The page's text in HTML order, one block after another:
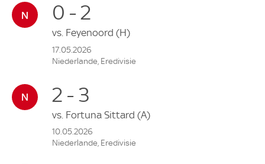
0 - 2
vs. Feyenoord (H)
17.05.2026
Niederlande, Eredivisie
2 - 3
vs. Fortuna Sittard (A)
10.05.2026
Niederlande, Eredivisie